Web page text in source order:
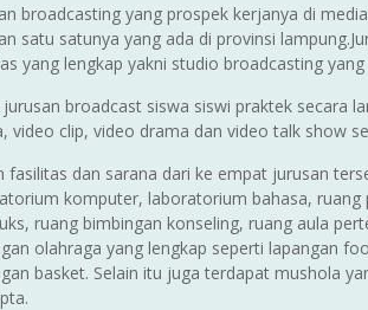
broadcasting yang prospek kerjanya di
satu satunya yang ada di provinsi
yang lengkap yakni studio broadcasting
jurusan broadcast siswa siswi praktek secara
video clip, video drama dan video talk show
fasilitas dan sarana dari ke empat jurusan
komputer, laboratorium bahasa, ruang
ruang bimbingan konseling, ruang aula
olahraga yang lengkap seperti lapangan
basket. Selain itu juga terdapat mushola